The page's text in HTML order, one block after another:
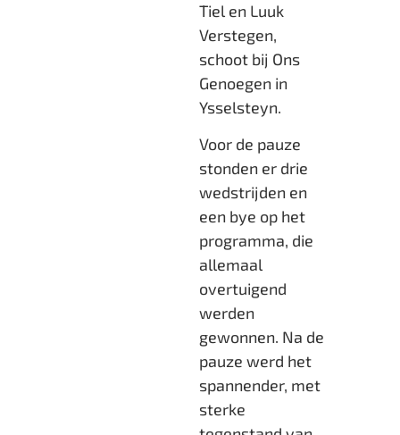
Tiel en Luuk
Verstegen,
schoot bij Ons
Genoegen in
Ysselsteyn.
Voor de pauze
stonden er drie
wedstrijden en
een bye op het
programma, die
allemaal
overtuigend
werden
gewonnen. Na de
pauze werd het
spannender, met
sterke